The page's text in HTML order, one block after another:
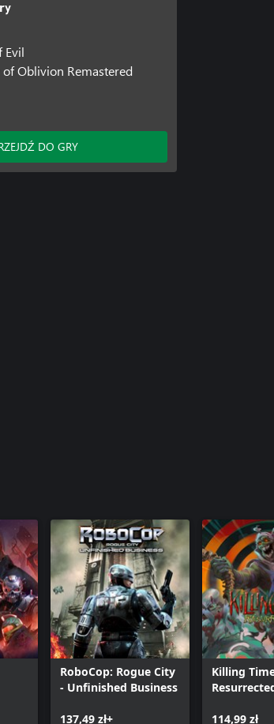
Evil
Oblivion Remastered
DO GRY
RoboCop: Rogue City
- Unfinished Business
137,49 zł+
Killing
114,99 zł